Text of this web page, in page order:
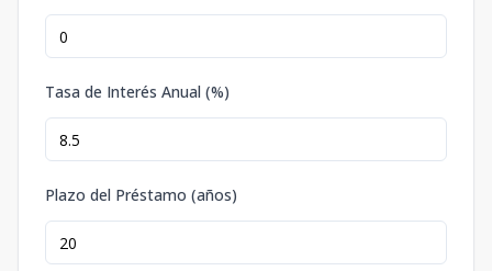
Tasa de Interés Anual (%)
Plazo del Préstamo (años)